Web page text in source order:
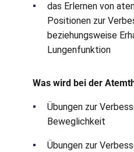
das Erlernen von
Positionen zur
beziehungsweise
Lungenfunktion
Was wird bei der
Übungen zur
Beweglichkeit
Übungen zur